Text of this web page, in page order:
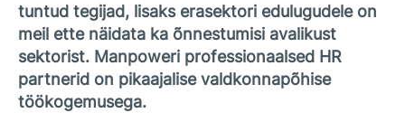
tuntud tegijad, lisaks erasektori edulugudele on
meil ette näidata ka õnnestumisi avalikust
sektorist. Manpoweri professionaalsed HR
partnerid on pikaajalise valdkonnapõhise
töökogemusega.